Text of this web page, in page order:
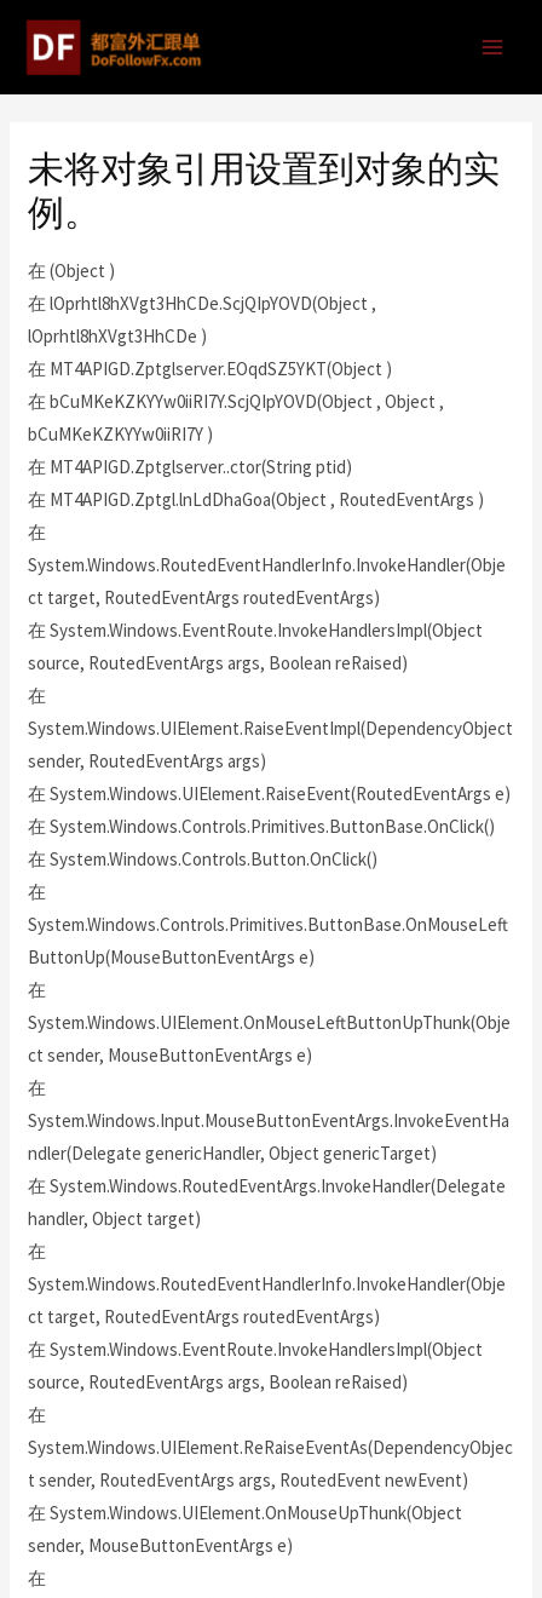
未将对象引用设置到对象的实
例。
在 (Object )
在 lOprhtl8hXVgt3HhCDe.ScjQIpYOVD(Object ,
lOprhtl8hXVgt3HhCDe )
在 MT4APIGD.Zptglserver.EOqdSZ5YKT(Object )
在 bCuMKeKZKYYw0iiRI7Y.ScjQIpYOVD(Object , Object ,
bCuMKeKZKYYw0iiRI7Y )
在 MT4APIGD.Zptglserver..ctor(String ptid)
在 MT4APIGD.Zptgl.lnLdDhaGoa(Object , RoutedEventArgs )
在
System.Windows.RoutedEventHandlerInfo.InvokeHandler(Obje
ct target, RoutedEventArgs routedEventArgs)
在 System.Windows.EventRoute.InvokeHandlersImpl(Object
source, RoutedEventArgs args, Boolean reRaised)
在
System.Windows.UIElement.RaiseEventImpl(DependencyObject
sender, RoutedEventArgs args)
在 System.Windows.UIElement.RaiseEvent(RoutedEventArgs e)
在 System.Windows.Controls.Primitives.ButtonBase.OnClick()
在 System.Windows.Controls.Button.OnClick()
在
System.Windows.Controls.Primitives.ButtonBase.OnMouseLeft
ButtonUp(MouseButtonEventArgs e)
在
System.Windows.UIElement.OnMouseLeftButtonUpThunk(Obje
ct sender, MouseButtonEventArgs e)
在
System.Windows.Input.MouseButtonEventArgs.InvokeEventHa
ndler(Delegate genericHandler, Object genericTarget)
在 System.Windows.RoutedEventArgs.InvokeHandler(Delegate
handler, Object target)
在
System.Windows.RoutedEventHandlerInfo.InvokeHandler(Obje
ct target, RoutedEventArgs routedEventArgs)
在 System.Windows.EventRoute.InvokeHandlersImpl(Object
source, RoutedEventArgs args, Boolean reRaised)
在
System.Windows.UIElement.ReRaiseEventAs(DependencyObjec
t sender, RoutedEventArgs args, RoutedEvent newEvent)
在 System.Windows.UIElement.OnMouseUpThunk(Object
sender, MouseButtonEventArgs e)
在